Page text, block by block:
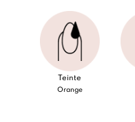
Teinte
Orange